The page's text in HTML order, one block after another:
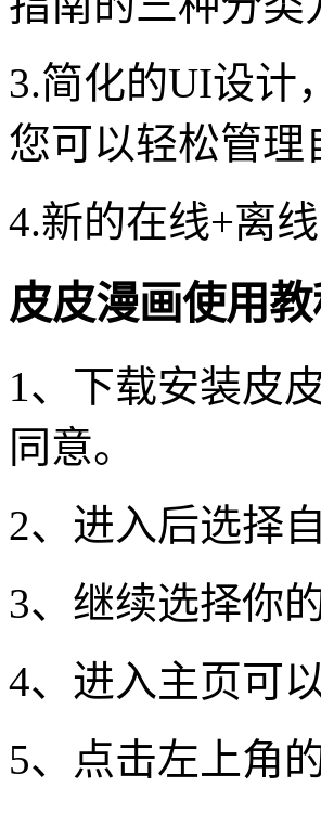
3.简化的UI设计
您可以轻松管
4.新的在线+离
皮皮漫画使用教
1、下载安装皮
同意。
2、进入后选择
3、继续选择你
4、进入主页可
5、点击左上角